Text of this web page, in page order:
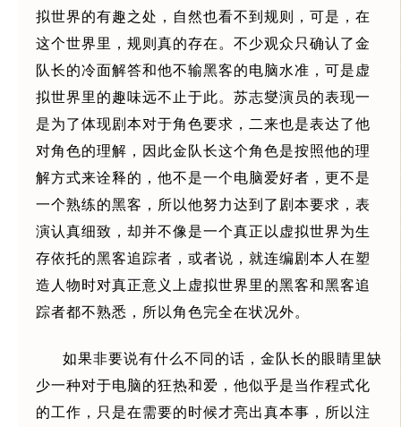
拟世界的有趣之处，自然也看不到规则，可是，在
这个世界里，规则真的存在。不少观众只确认了金
队长的冷面解答和他不输黑客的电脑水准，可是虚
拟世界里的趣味远不止于此。苏志燮演员的表现一
是为了体现剧本对于角色要求，二来也是表达了他
对角色的理解，因此金队长这个角色是按照他的理
解方式来诠释的，他不是一个电脑爱好者，更不是
一个熟练的黑客，所以他努力达到了剧本要求，表
演认真细致，却并不像是一个真正以虚拟世界为生
存依托的黑客追踪者，或者说，就连编剧本人在塑
造人物时对真正意义上虚拟世界里的黑客和黑客追
踪者都不熟悉，所以角色完全在状况外。
如果非要说有什么不同的话，金队长的眼睛里缺
少一种对于电脑的狂热和爱，他似乎是当作程式化
的工作，只是在需要的时候才亮出真本事，所以注